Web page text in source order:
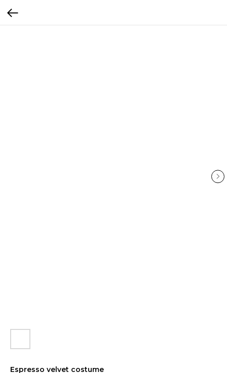
Espresso velvet costume